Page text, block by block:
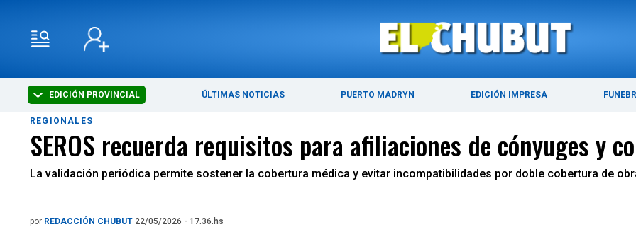
EDICIÓN PROVINCIAL ÚLTIMAS NOTICIAS PUERTO MADRYN EDICIÓN IMPRESA
ÚLTIMAS NOTICIAS PUERTO MADRYN
REGIONALES
SEROS recuerda requisitos para afiliaciones de cónyuges y
La validación periódica permite sostener la cobertura médica y evitar incompatibilidades por doble cobertura de
por REDACCIÓN CHUBUT 22/05/2026 - 17.36.hs